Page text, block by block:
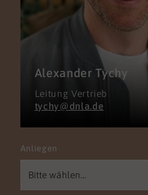
Alexander Tychy
Leitung Vertrieb
tychy@dnla.de
Anliegen